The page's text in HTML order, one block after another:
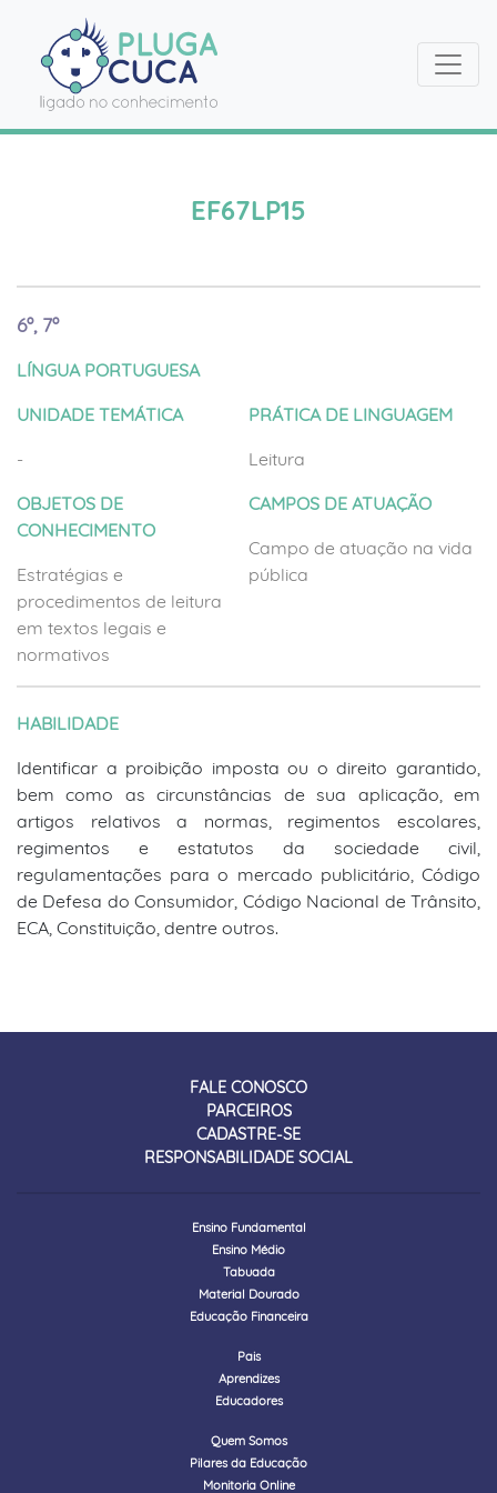
EF67LP15
6º, 7º
LÍNGUA PORTUGUESA
UNIDADE TEMÁTICA
-
OBJETOS DE
CONHECIMENTO
Estratégias e
procedimentos de leitura
em textos legais e
normativos
PRÁTICA DE LINGUAGEM
Leitura
CAMPOS DE ATUAÇÃO
Campo de atuação na vida
pública
HABILIDADE
Identificar a proibição imposta ou o direito garantido,
bem como as circunstâncias de sua aplicação, em
artigos relativos a normas, regimentos escolares,
regimentos e estatutos da sociedade civil,
regulamentações para o mercado publicitário, Código
de Defesa do Consumidor, Código Nacional de Trânsito,
ECA, Constituição, dentre outros.
FALE CONOSCO
PARCEIROS
CADASTRE-SE
RESPONSABILIDADE SOCIAL
Ensino Fundamental
Ensino Médio
Tabuada
Material Dourado
Educação Financeira
Pais
Aprendizes
Educadores
Quem Somos
Pilares da Educação
Monitoria Online